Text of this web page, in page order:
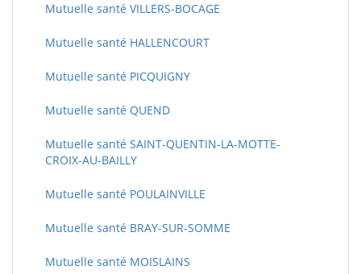
Mutuelle santé VILLERS-BOCAGE
Mutuelle santé HALLENCOURT
Mutuelle santé PICQUIGNY
Mutuelle santé QUEND
Mutuelle santé SAINT-QUENTIN-LA-MOTTE-
CROIX-AU-BAILLY
Mutuelle santé POULAINVILLE
Mutuelle santé BRAY-SUR-SOMME
Mutuelle santé MOISLAINS